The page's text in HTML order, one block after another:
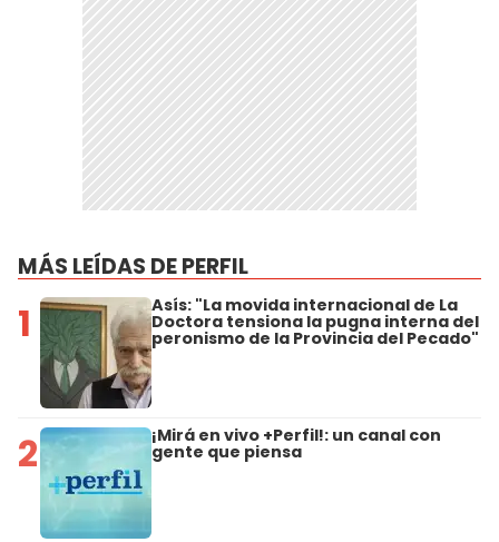
MÁS LEÍDAS DE PERFIL
1 Asís: "La movida internacional de La
Doctora tensiona la pugna interna del
peronismo de la Provincia del Pecado"
2 ¡Mirá en vivo +Perfil!: un canal con
gente que piensa